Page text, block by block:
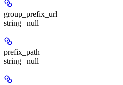
group_prefix_url
string | null
prefix_path
string | null